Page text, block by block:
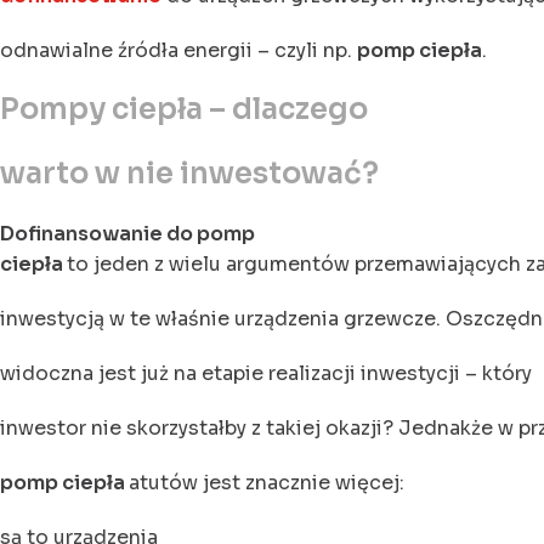
odnawialne źródła energii – czyli np. pomp ciepła.
Pompy ciepła – dlaczego
warto w nie inwestować?
Dofinansowanie do pomp
ciepłato jeden z wielu argumentów przemawiających za
inwestycją w te właśnie urządzenia grzewcze.
widoczna jest już na etapie realizacji inwestycji – który
inwestor nie skorzystałby z takiej okazji? Jednakże w
pomp ciepła atutów jest znacznie więcej:
są to urządzenia